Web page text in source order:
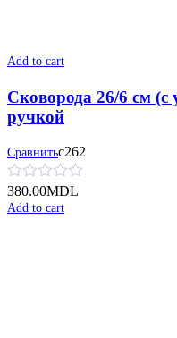
Add to cart
Сковорода 26/6 см
ручкой
Сравнитьс262
380.00MDL
Add to cart